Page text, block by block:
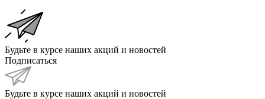
Будьте в курсе наших акций и новостей
Подписаться
Будьте в курсе наших акций и новостей